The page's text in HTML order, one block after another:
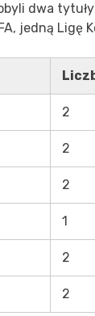
dwa
jedną Ligę
2
2
2
1
2
2